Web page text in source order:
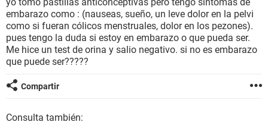
SEXUALIDAD
GLOSARIO
embarazo como : (nauseas, sueño, un leve dolor en la pelvi
como si fueran cólicos menstruales, dolor en los pezones).
pues tengo la duda si estoy en embarazo o que pueda ser.
Me hice un test de orina y salio negativo. si no es embarazo
que puede ser?????
Compartir
Consulta también: